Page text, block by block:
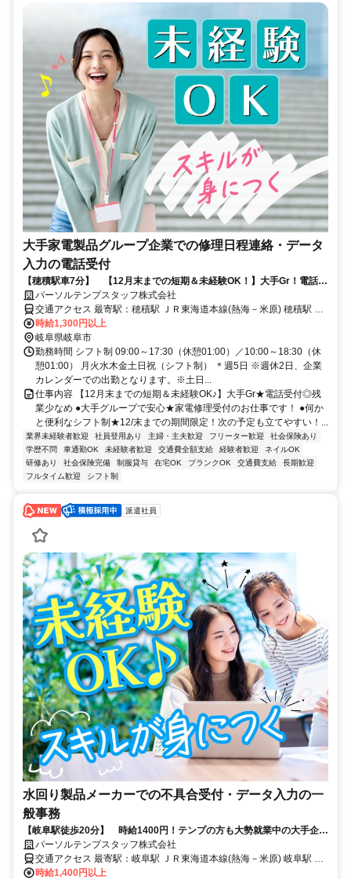
大手家電製品グループ企業での修理日程連絡・データ
入力の電話受付
【穂積駅車7分】 【12月末までの短期＆未経験OK！】大手Gr！電話受
付〇残業少なめ
パーソルテンプスタッフ株式会社
交通アクセス 最寄駅：穂積駅 ＪＲ東海道本線(熱海－米原) 穂積駅 車
時給1,300円以上
岐阜県岐阜市
勤務時間 シフト制 09:00～17:30（休憩01:00）／10:00～18:30（休
憩01:00） 月火水木金土日祝（シフト制） ＊週5日 ※週休2日、企業
カレンダーでの出勤となります。※土日...
仕事内容 【12月末までの短期＆未経験OK♪】大手Gr★電話受付◎残
業少なめ ●大手グループで安心★家電修理受付のお仕事です！ ●何か
と便利なシフト制★12/末までの期間限定！次の予定も立てやすい！...
業界未経験者歓迎 社員登用あり 主婦・主夫歓迎 フリーター歓迎
社会保険あり
学歴不問
車通勤OK 未経験者歓迎 交通費全額支給 経験者歓迎
ネイルOK
研修あり
社会保険完備 制服貸与 在宅OK ブランクOK 交通費支給
長期歓迎
フルタイム歓迎
シフト制
派遣社員
水回り製品メーカーでの不具合受付・データ入力の一
般事務
【岐阜駅徒歩20分】 時給1400円！テンプの方も大勢就業中の大手企業
キレイなOffice
パーソルテンプスタッフ株式会社
交通アクセス 最寄駅：岐阜駅 ＪＲ東海道本線(熱海－米原) 岐阜駅 徒
歩20分 名鉄名古屋本線 名鉄岐阜駅 車7分 岐南町や笠松エリアからも
時給1,400円以上